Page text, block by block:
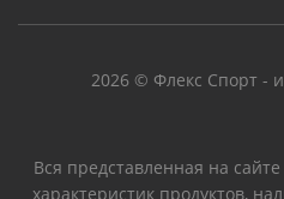
2026 © Флекс Спорт -
Вся представленная на
характеристик продуктов,